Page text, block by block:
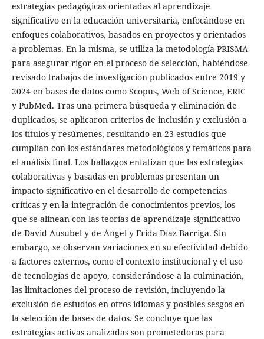
estrategias pedagógicas orientadas al aprendizaje
significativo en la educación universitaria, enfocándose en
enfoques colaborativos, basados en proyectos y orientados
a problemas. En la misma, se utiliza la metodología PRISMA
para asegurar rigor en el proceso de selección, habiéndose
revisado trabajos de investigación publicados entre 2019 y
2024 en bases de datos como Scopus, Web of Science, ERIC
y PubMed. Tras una primera búsqueda y eliminación de
duplicados, se aplicaron criterios de inclusión y exclusión a
los títulos y resúmenes, resultando en 23 estudios que
cumplían con los estándares metodológicos y temáticos para
el análisis final. Los hallazgos enfatizan que las estrategias
colaborativas y basadas en problemas presentan un
impacto significativo en el desarrollo de competencias
críticas y en la integración de conocimientos previos, los
que se alinean con las teorías de aprendizaje significativo
de David Ausubel y de Ángel y Frida Díaz Barriga. Sin
embargo, se observan variaciones en su efectividad debido
a factores externos, como el contexto institucional y el uso
de tecnologías de apoyo, considerándose a la culminación,
las limitaciones del proceso de revisión, incluyendo la
exclusión de estudios en otros idiomas y posibles sesgos en
la selección de bases de datos. Se concluye que las
estrategias activas analizadas son prometedoras para